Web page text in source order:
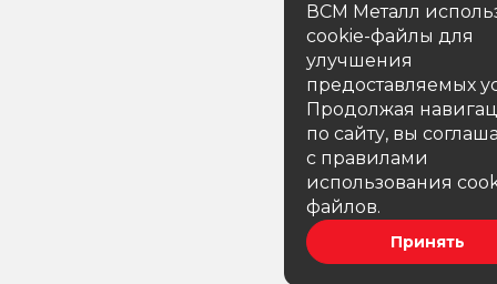
ВСМ Металл
cookie-файлы для
улучшения
предоставляемых
Продолжая
по сайту, вы
с правилами
использования
файлов.
Принять